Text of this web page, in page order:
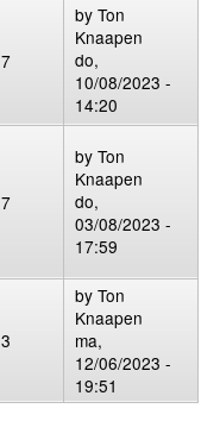
7
by Ton
Knaapen
do,
10/08/2023 -
14:20
7
by Ton
Knaapen
do,
03/08/2023 -
17:59
3
by Ton
Knaapen
ma,
12/06/2023 -
19:51